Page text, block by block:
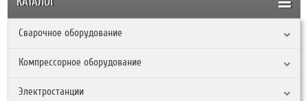
Сварочное оборудование
Компрессорное оборудование
Электростанции